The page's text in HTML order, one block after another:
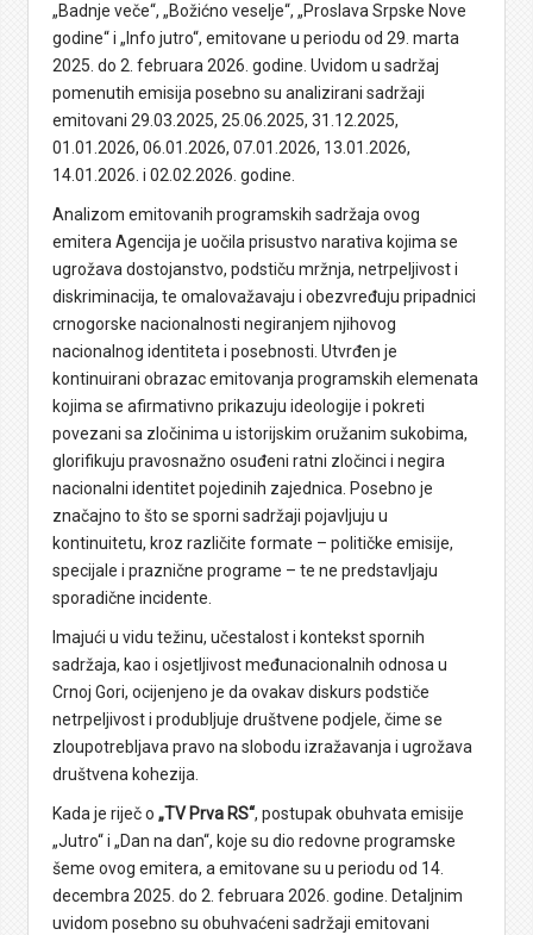
„Badnje veče“, „Božićno veselje“, „Proslava Srpske Nove
godine“ i „Info jutro“, emitovane u periodu od 29. marta
2025. do 2. februara 2026. godine. Uvidom u sadržaj
pomenutih emisija posebno su analizirani sadržaji
emitovani 29.03.2025, 25.06.2025, 31.12.2025,
01.01.2026, 06.01.2026, 07.01.2026, 13.01.2026,
14.01.2026. i 02.02.2026. godine.
Analizom emitovanih programskih sadržaja ovog
emitera Agencija je uočila prisustvo narativa kojima se
ugrožava dostojanstvo, podstiču mržnja, netrpeljivost i
diskriminacija, te omalovažavaju i obezvređuju pripadnici
crnogorske nacionalnosti negiranjem njihovog
nacionalnog identiteta i posebnosti. Utvrđen je
kontinuirani obrazac emitovanja programskih elemenata
kojima se afirmativno prikazuju ideologije i pokreti
povezani sa zločinima u istorijskim oružanim sukobima,
glorifikuju pravosnažno osuđeni ratni zločinci i negira
nacionalni identitet pojedinih zajednica. Posebno je
značajno to što se sporni sadržaji pojavljuju u
kontinuitetu, kroz različite formate – političke emisije,
specijale i praznične programe – te ne predstavljaju
sporadične incidente.
Imajući u vidu težinu, učestalost i kontekst spornih
sadržaja, kao i osjetljivost međunacionalnih odnosa u
Crnoj Gori, ocijenjeno je da ovakav diskurs podstiče
netrpeljivost i produbljuje društvene podjele, čime se
zloupotrebljava pravo na slobodu izražavanja i ugrožava
društvena kohezija.
Kada je riječ o„TV Prva RS“, postupak obuhvata emisije
„Jutro“ i „Dan na dan“, koje su dio redovne programske
šeme ovog emitera, a emitovane su u periodu od 14.
decembra 2025. do 2. februara 2026. godine. Detaljnim
uvidom posebno su obuhvaćeni sadržaji emitovani